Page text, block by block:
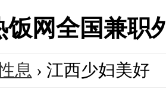
饭网全国兼职
息 › 江西少妇美好